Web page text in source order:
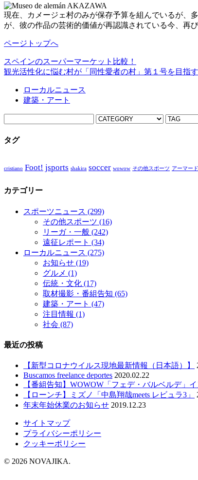
現在、カメージェ村のみが保存予算を組んでいるが、
が、彼の作品の芸術的価値が再認識されている今、再
ページトップへ
スペインのスーパーマーケット比較！
観光活性化に悩む村が「同性愛者の村」第１号を目指す
ローカルニュース
建築・アート
タグ
cristiano Foot! jsports shakira soccer wowow その他スポーツ アーマー
カテゴリー
スポーツニュース (299)
その他スポーツ (16)
リーガ・一般 (242)
遠征レポート (34)
ローカルニュース (275)
お知らせ (19)
グルメ (1)
伝統・文化 (17)
取材撮影・番組告知 (65)
建築・アート (47)
注目情報 (1)
社会 (87)
最近の投稿
【新型コロナウイルス現地最新情報（日本語）】
Buscamos freelance deportes 2020.02.22
【番組告知】WOWOW「フェデ・バルベルデ」
【ローンチ】ミズノ「中島翔哉meets レビュラ3」
年末年始休業のお知らせ 2019.12.23
サイトマップ
プライバシーポリシー
クッキーポリシー
© 2026 NOVAJIKA.